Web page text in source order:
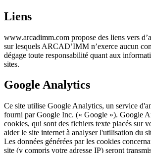
Liens
www.arcadimm.com propose des liens vers
sur lesquels ARCAD’IMM n’exerce aucun
dégage toute responsabilité quant aux
sites.
Google Analytics
Ce site utilise Google Analytics, un service
fourni par Google Inc. (« Google »). Google
cookies, qui sont des fichiers texte placés sur
aider le site internet à analyser l'utilisation du
Les données générées par les cookies
site (y compris votre adresse IP) seront